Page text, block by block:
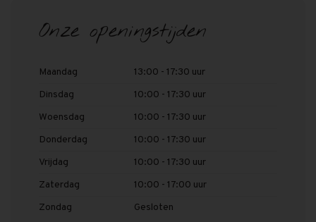
Onze openingstijden
Maandag
13:00 - 17:30 uur
Dinsdag
10:00 - 17:30 uur
Woensdag
10:00 - 17:30 uur
Donderdag
10:00 - 17:30 uur
Vrijdag
10:00 - 17:30 uur
Zaterdag
10:00 - 17:00 uur
Zondag
Gesloten